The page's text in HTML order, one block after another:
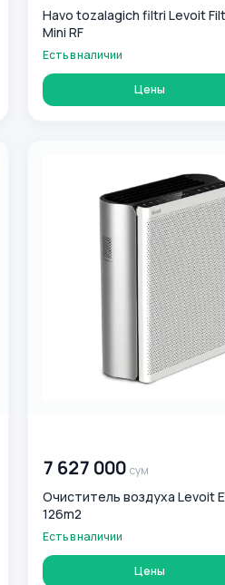
Havo tozalagich filtri Levoit
Mini RF
Есть в наличии
Цены
7 627 000 сум
Очиститель воздуха Levoit
126m2
Есть в наличии
Цены